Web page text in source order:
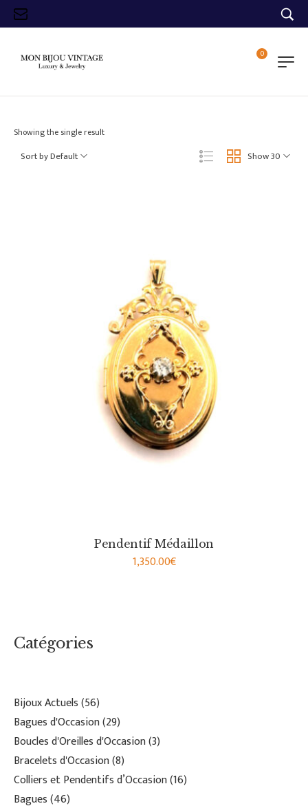
0
Catégories
Bijoux Actuels 56
Bagues d'Occasion 29
Boucles d'Oreilles d'Occasion 3
Bracelets d'Occasion 8
Colliers et Pendentifs d’Occasion 16
Bagues 46
Showing the single result
Show 30
Sort by Default
Pendentif Médaillon
1,350.00€